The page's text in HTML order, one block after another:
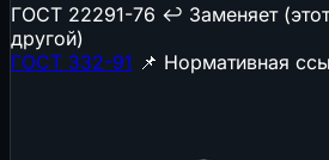
ГОСТ 22291-76 ↩️ Заменяет
другой)
ГОСТ 332-91 📌 Нормативная